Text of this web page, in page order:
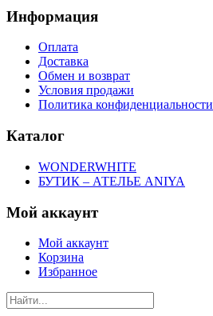
Информация
Оплата
Доставка
Обмен и возврат
Условия продажи
Политика конфиденциальности
Каталог
WONDERWHITE
БУТИК – АТЕЛЬЕ ANIYA
Мой аккаунт
Мой аккаунт
Корзина
Избранное